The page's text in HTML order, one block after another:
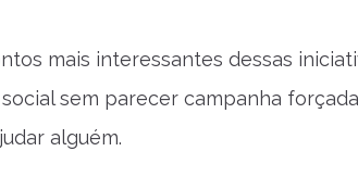
mais interessantes dessas
sem parecer campanha
alguém.